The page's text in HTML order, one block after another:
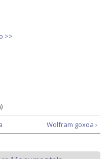
>>
Wolfram goxoa ›